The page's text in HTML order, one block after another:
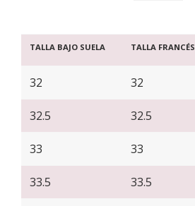
TALLA BAJO SUELA TALLA FRANCÉS
32 32
32.5 32.5
33 33
33.5 33.5